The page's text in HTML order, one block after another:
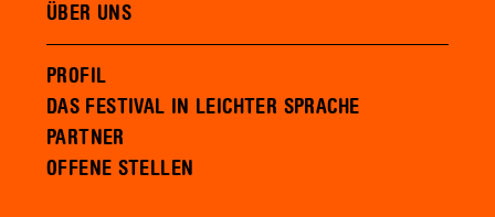
ÜBER UNS
PROFIL
DAS FESTIVAL IN LEICHTER SPRACHE
PARTNER
OFFENE STELLEN